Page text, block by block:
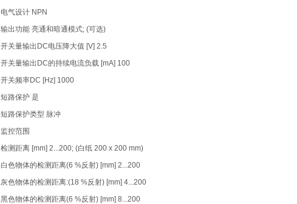
电气设计 NPN
输出功能 亮通和暗通模式; (可选)
开关量输出DC电压降大值 [V] 2.5
开关量输出DC的持续电流负载 [mA] 100
开关频率DC [Hz] 1000
短路保护 是
短路保护类型 脉冲
监控范围
检测距离 [mm] 2...200; (白纸 200 x 200 mm)
白色物体的检测距离(6 %反射) [mm] 2...200
灰色物体的检测距离:(18 %反射) [mm] 4...200
黑色物体的检测距离(6 %反射) [mm] 8...200